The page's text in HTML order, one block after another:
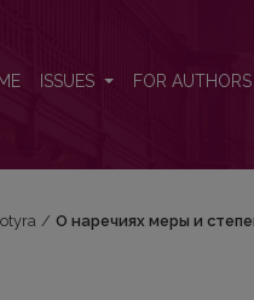
ISSUES FOR AUTHORS
/ О наречиях меры и